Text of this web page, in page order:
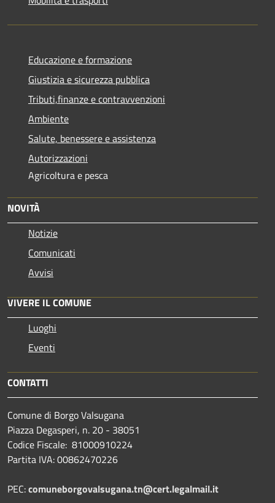
Educazione e formazione
Giustizia e sicurezza pubblica
Tributi,finanze e contravvenzioni
Ambiente
Salute, benessere e assistenza
Autorizzazioni
Agricoltura e pesca
NOVITÀ
Notizie
Comunicati
Avvisi
VIVERE IL COMUNE
Luoghi
Eventi
CONTATTI
Comune di Borgo Valsugana
Piazza Degasperi, n. 20 - 38051
Codice Fiscale: 81000910224
Partita IVA: 00862470226
PEC:comuneborgovalsugana.tn@cert.legalmail.it